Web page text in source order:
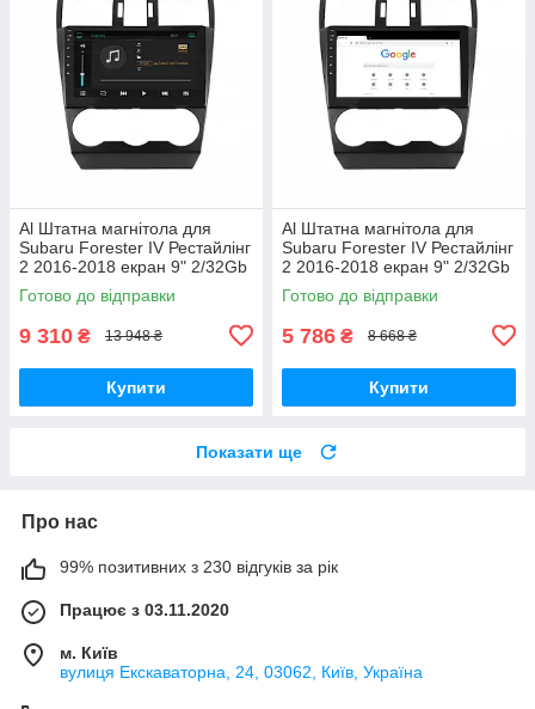
Al Штатна магнітола для
Subaru Forester IV Рестайлінг
2 2016-2018 екран 9" 2/32Gb
4G Wi-Fi GPS Top Android
Готово до відправки
9 310 ₴ 13 948 ₴
Купити
Al Штатна магнітола для
Subaru Forester IV Рестайлінг
2 2016-2018 екран 9" 2/32Gb
Wi-Fi GPS Base Android
Готово до відправки
5 786 ₴ 8 668 ₴
Купити
Показати ще
Про нас
99% позитивних з 230 відгуків за рік
Працює з 03.11.2020
м. Київ
вулиця Екскаваторна, 24, 03062, Київ, Україна